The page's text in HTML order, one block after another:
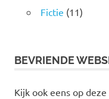
Fictie (11)
BEVRIENDE
Kijk ook eens op